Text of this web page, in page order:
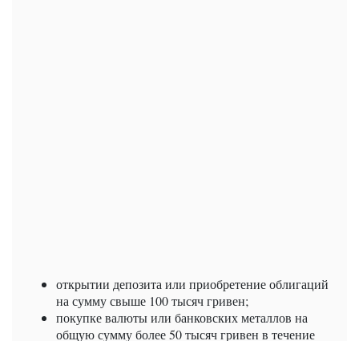
открытии депозита или приобретение облигаций
на сумму свыше 100 тысяч гривен;
покупке валюты или банковских металлов на
общую сумму более 50 тысяч гривен в течение